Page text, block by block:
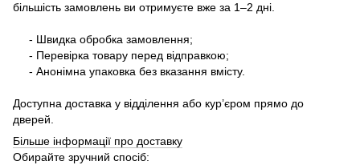
більшість замовлень ви отримуєте вже за 1–2 дні.
- Швидка обробка замовлення;
- Перевірка товару перед відправкою;
- Анонімна упаковка без вказання вмісту.
Доступна доставка у відділення або кур’єром прямо до
дверей.
Більше інформації про доставку
Обирайте зручний спосіб: